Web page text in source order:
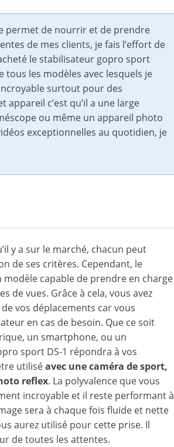
permet de nourrir et de prendre
de mes clients, je fais l’effort de
le stabilisateur gopro sport
tous les modèles avec lesquels je
surtout pour des
c’est qu’il a une large
ou même un appareil photo
exceptionnelles au quotidien, je
y a sur le marché, chacun peut
de ses critères. Cependant, le
capable de prendre en charge
de vues. Grâce à cela, vous avez
vos déplacements car vous
en cas de besoin. Que ce soit
un smartphone, ou un
sport DS-1 répondra à vos
utiliséavec une caméra de sport,
reflex. La polyvalence que vous
incroyable et il reste performant à
sera à chaque fois fluide et nette
aurez utilisé pour cette prise. Il
de toutes les attentes.